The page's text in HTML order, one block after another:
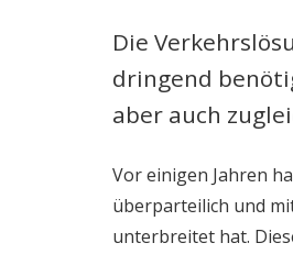
Die
dringend
aber auch
Vor einigen Jahren
überparteilich und
unterbreitet hat.